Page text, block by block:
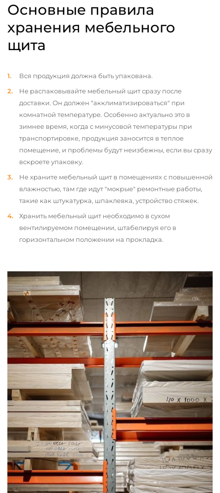
Основные правила
хранения мебельного
щита
Вся продукция должна быть упакована.
Не распаковывайте мебельный щит сразу после
доставки. Он должен "акклиматизироваться" при
комнатной температуре. Особенно актуально это в
зимнее время, когда с минусовой температуры при
транспортировке, продукция заносится в теплое
помещение, и проблемы будут неизбежны, если вы сразу
вскроете упаковку.
Не храните мебельный щит в помещениях с повышенной
влажностью, там где идут "мокрые" ремонтные работы,
такие как штукатурка, шпаклевка, устройство стяжек.
Хранить мебельный щит необходимо в сухом
вентилируемом помещении, штабелируя его в
горизонтальном положении на прокладка.